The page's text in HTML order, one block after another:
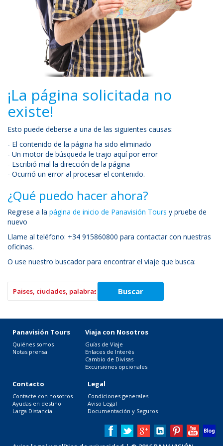
¡La página solicitada no
existe!
Esto puede deberse a una de las siguientes causas:
- El contenido de la página ha sido eliminado
- Un motor de búsqueda le trajo aquí por error
- Escribió mal la dirección de la página
- Ocurrió un error al procesar el contenido.
¿Qué puedo hacer ahora?
Regrese a la página de inicio de Panavisión Tours y pruebe de
nuevo
Llame al teléfono: +34 915860800 para contactar con nuestras
oficinas.
O use nuestro buscador para encontrar el viaje que busca:
Panavisión Tours
Quiénes somos
Notas prensa
Viaja con Nosotros
Guías de Viaje
Enlaces de Interés
Cambio de Divisas
Excursiones opcionales
Contacto
Contacte con nosotros
Ayudas en destino
Larga Distancia
Legal
Condiciones generales
Aviso Legal
Documentación y Seguros